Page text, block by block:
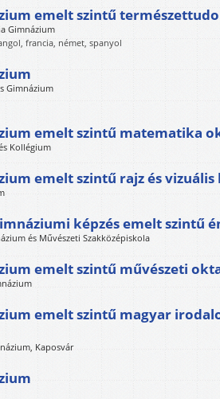
emelt szintű
Gimnázium
francia, német, spanyol
Gimnázium
emelt szintű matematika
Kollégium
emelt szintű rajz és
képzés emelt szintű
és Művészeti Szakközépiskola
emelt szintű művészeti
emelt szintű magyar
Kaposvár